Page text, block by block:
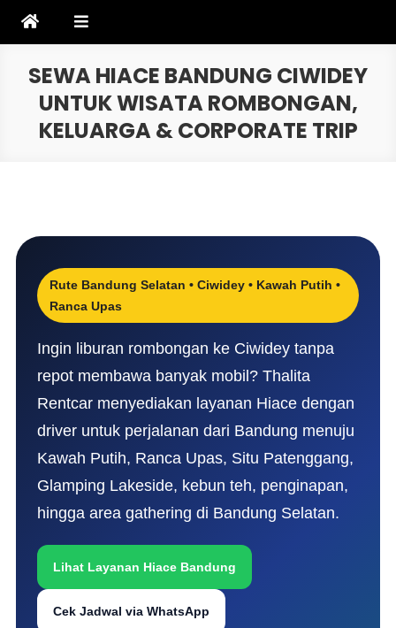
SEWA HIACE BANDUNG CIWIDEY
UNTUK WISATA ROMBONGAN,
KELUARGA & CORPORATE TRIP
Rute Bandung Selatan • Ciwidey • Kawah Putih •
Ranca Upas
Ingin liburan rombongan ke Ciwidey tanpa
repot membawa banyak mobil? Thalita
Rentcar menyediakan layanan Hiace dengan
driver untuk perjalanan dari Bandung menuju
Kawah Putih, Ranca Upas, Situ Patenggang,
Glamping Lakeside, kebun teh, penginapan,
hingga area gathering di Bandung Selatan.
Lihat Layanan Hiace Bandung
Cek Jadwal via WhatsApp